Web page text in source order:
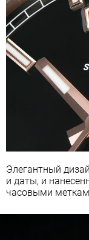
Элегантный
и даты, и
часовыми